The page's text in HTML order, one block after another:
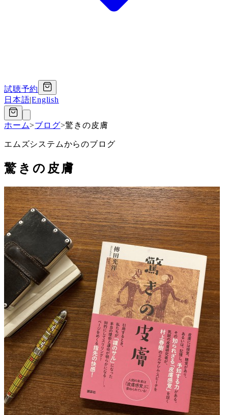
試聴予約
日本語|English
ホーム>ブログ>驚きの皮膚
エムズシステムからのブログ
驚きの皮膚